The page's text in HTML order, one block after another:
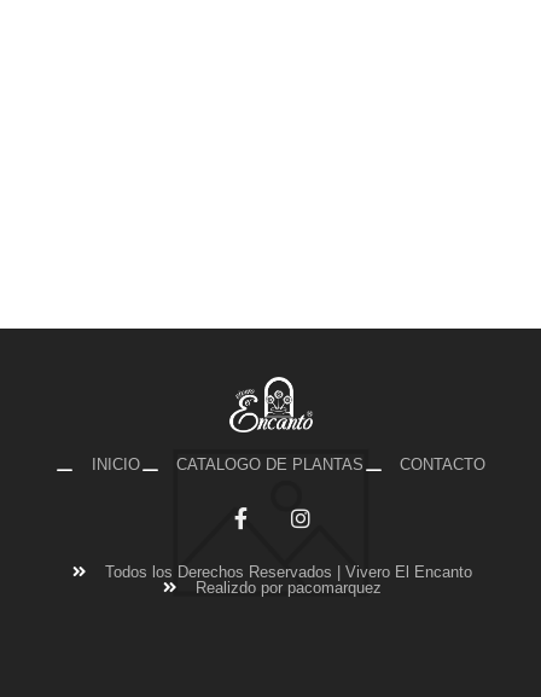
INICIO CATALOGO DE PLANTAS CONTACTO
Todos los Derechos Reservados | Vivero El Encanto
Realizdo por pacomarquez